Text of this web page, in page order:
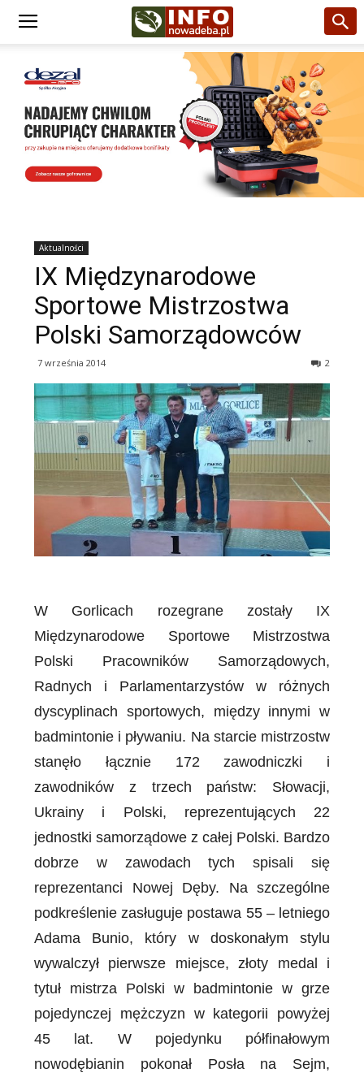
Aktualności
IX Międzynarodowe
Sportowe Mistrzostwa
Polski Samorządowców
7 września 2014 2
W Gorlicach rozegrane zostały IX
Międzynarodowe Sportowe Mistrzostwa
Polski Pracowników Samorządowych,
Radnych i Parlamentarzystów w różnych
dyscyplinach sportowych, między innymi w
badmintonie i pływaniu. Na starcie mistrzostw
stanęło łącznie 172 zawodniczki i
zawodników z trzech państw: Słowacji,
Ukrainy i Polski, reprezentujących 22
jednostki samorządowe z całej Polski. Bardzo
dobrze w zawodach tych spisali się
reprezentanci Nowej Dęby. Na szczególne
podkreślenie zasługuje postawa 55 – letniego
Adama Bunio, który w doskonałym stylu
wywalczył pierwsze miejsce, złoty medal i
tytuł mistrza Polski w badmintonie w grze
pojedynczej mężczyzn w kategorii powyżej
45 lat. W pojedynku półfinałowym
nowodębianin pokonał Posła na Sejm,